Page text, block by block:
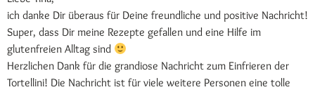
ich danke Dir überaus für Deine freundliche und positive Nachricht!
Super, dass Dir meine Rezepte gefallen und eine Hilfe im
glutenfreien Alltag sind
Herzlichen Dank für die grandiose Nachricht zum Einfrieren der
Tortellini! Die Nachricht ist für viele weitere Personen eine tolle